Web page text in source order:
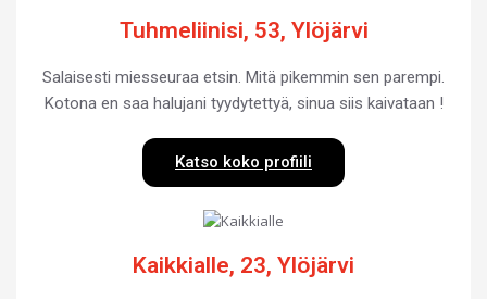
Tuhmeliinisi, 53, Ylöjärvi
Salaisesti miesseuraa etsin. Mitä pikemmin sen parempi.
Kotona en saa halujani tyydytettyä, sinua siis kaivataan !
Katso koko profiili
Kaikkialle, 23, Ylöjärvi